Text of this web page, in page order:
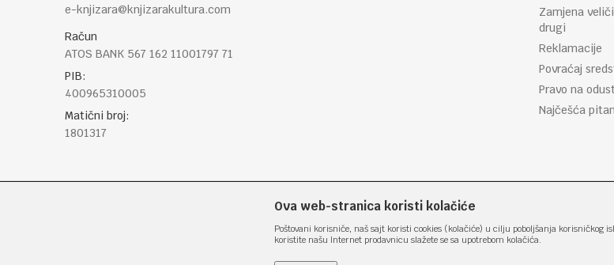
e-knjizara@knjizarakultura.com
Račun
ATOS BANK 567 162 11001797 71
PIB:
400965310005
Matični broj:
1801317
Zamjena
drugi
Reklamacije
Povraćaj
Pravo na
Najčešća
Ova web-stranica koristi kolačiće
Poštovani korisniče, naš sajt koristi cookies (kolačiće) u cilju poboljšanja korisničkog
koristite našu Internet prodavnicu slažete se sa upotrebom kolačića.